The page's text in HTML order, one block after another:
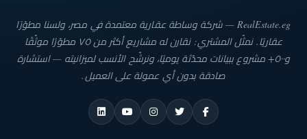
RealEstate.eg — شركة وساطة عقارية معتمدة في مصر، ولسنا مطوّرًا
عقاريًا. نمثّل المشتري: نقارن له مشاريع أكثر من ٧٥ مطوّرًا موثّقًا
و٥٠٠+ مشروع ببيانات محدّثة يوميًا، ونرشّح الأنسب لميزانيته — استشارة
صادقة بدون أي عمولة على العميل.